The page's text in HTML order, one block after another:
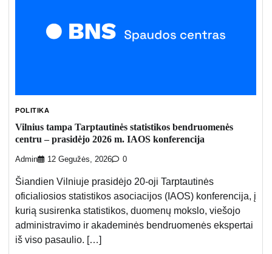
POLITIKA
Vilnius tampa Tarptautinės statistikos bendruomenės
centru – prasidėjo 2026 m. IAOS konferencija
Admin 12 Gegužės, 2026 0
Šiandien Vilniuje prasidėjo 20-oji Tarptautinės
oficialiosios statistikos asociacijos (IAOS) konferencija, į
kurią susirenka statistikos, duomenų mokslo, viešojo
administravimo ir akademinės bendruomenės ekspertai
iš viso pasaulio. […]